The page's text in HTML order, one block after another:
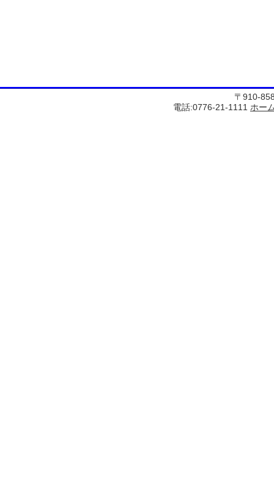
〒910-
電話:0776-21-1111 ホー